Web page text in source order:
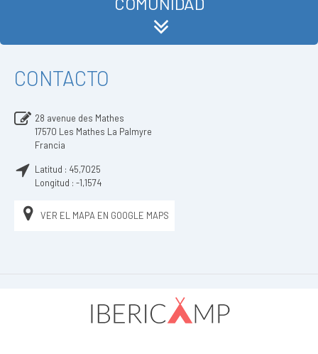
CONTACTO
28 avenue des Mathes
17570 Les Mathes La Palmyre
Francia
Latitud : 45,7025
Longitud : -1,1574
VER EL MAPA EN GOOGLE MAPS